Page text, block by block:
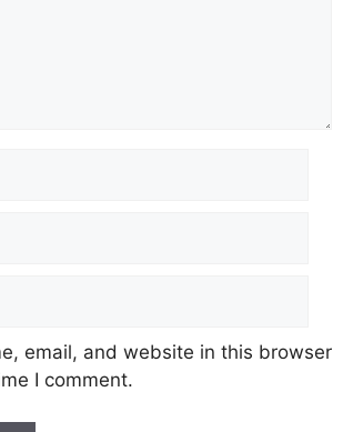
email, and website in this browser
I comment.